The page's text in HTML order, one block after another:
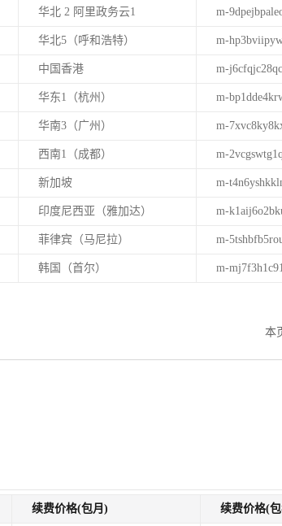
华北 2 阿里政务云1 m-
华北5（呼和浩特） m-
中国香港 m-
华东1（杭州） m-
华南3（广州） m-
西南1（成都） m-
新加坡 m-
印度尼西亚（雅加达） m-
菲律宾（马尼拉） m-
韩国（首尔） m-
本
续费价格(包月) 续费价格(